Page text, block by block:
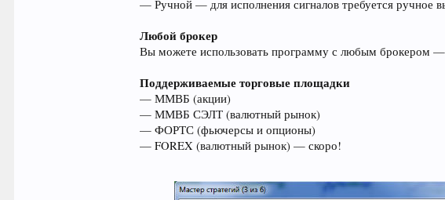
— Ручной — для исполнения сигналов требуется ручное
Любой брокер
Вы можете использовать программу с любым брокером —
Поддерживаемые торговые площадки
— ММВБ (акции)
— ММВБ СЭЛТ (валютный рынок)
— ФОРТС (фьючерсы и опционы)
— FOREX (валютный рынок) — скоро!